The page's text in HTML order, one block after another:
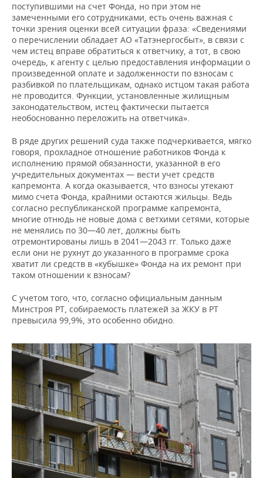
поступившими на счет Фонда, но при этом не
замеченными его сотрудниками, есть очень важная с
точки зрения оценки всей ситуации фраза: «Сведениями
о перечислении обладает АО «Татэнергосбыт», в связи с
чем истец вправе обратиться к ответчику, а тот, в свою
очередь, к агенту с целью предоставления информации о
произведенной оплате и задолженности по взносам с
разбивкой по плательщикам, однако истцом такая работа
не проводится. Функции, установленные жилищным
законодательством, истец фактически пытается
необоснованно переложить на ответчика».
В ряде других решений суда также подчеркивается, мягко
говоря, прохладное отношение работников Фонда к
исполнению прямой обязанности, указанной в его
учредительных документах — вести учет средств
капремонта. А когда оказывается, что взносы утекают
мимо счета Фонда, крайними остаются жильцы. Ведь
согласно республиканской программе капремонта,
многие отнюдь не новые дома с ветхими сетями, которые
не менялись по 30—40 лет, должны быть
отремонтированы лишь в 2041—2043 гг. Только даже
если они не рухнут до указанного в программе срока
хватит ли средств в «кубышке» Фонда на их ремонт при
таком отношении к взносам?
С учетом того, что, согласно официальным данным
Минстроя РТ, собираемость платежей за ЖКУ в РТ
превысила 99,9%, это особенно обидно.